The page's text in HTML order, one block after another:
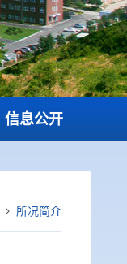
信息公开
所况简介